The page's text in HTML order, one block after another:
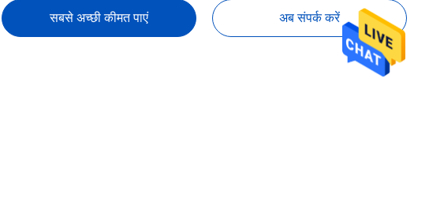
सबसे अच्छी कीमत पाएं अब संपर्क करें